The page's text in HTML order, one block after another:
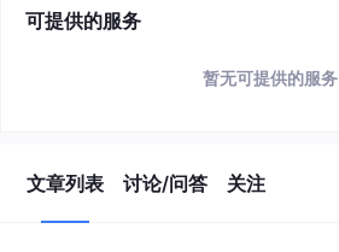
可提供的服务
暂无可提供的服务
文章列表 讨论/问答 关注